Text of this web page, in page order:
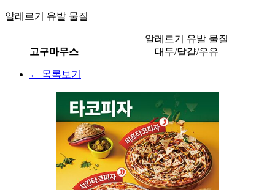
알레르기 유발 물질
알레르기 유발 물질
고구마무스
대두/달걀/우유
← 목록보기